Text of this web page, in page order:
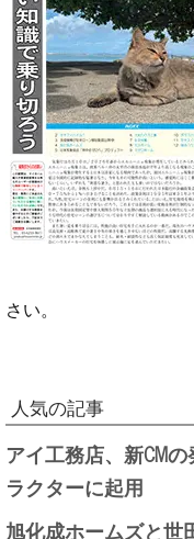
さい。
人気の記事
アイ工務店、新CM
ラクターに起用
旭化成ホームズと世